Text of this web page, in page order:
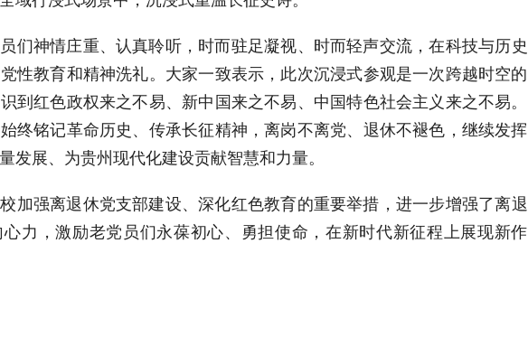
们神情庄重、认真聆听，时而驻足凝视、时而轻声交流，在科技与历史
性教育和精神洗礼。大家一致表示，此次沉浸式参观是一次跨越时空的
到红色政权来之不易、新中国来之不易、中国特色社会主义来之不易。
终铭记革命历史、传承长征精神，离岗不离党、退休不褪色，继续发挥
发展、为贵州现代化建设贡献智慧和力量。
加强离退休党支部建设、深化红色教育的重要举措，进一步增强了离退
力，激励老党员们永葆初心、勇担使命，在新时代新征程上展现新作